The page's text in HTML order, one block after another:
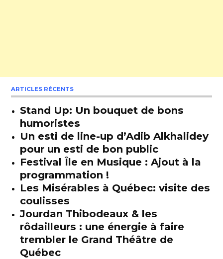
ARTICLES RÉCENTS
Stand Up: Un bouquet de bons
humoristes
Un esti de line-up d’Adib Alkhalidey
pour un esti de bon public
Festival Île en Musique : Ajout à la
programmation !
Les Misérables à Québec: visite des
coulisses
Jourdan Thibodeaux & les
rôdailleurs : une énergie à faire
trembler le Grand Théâtre de
Québec